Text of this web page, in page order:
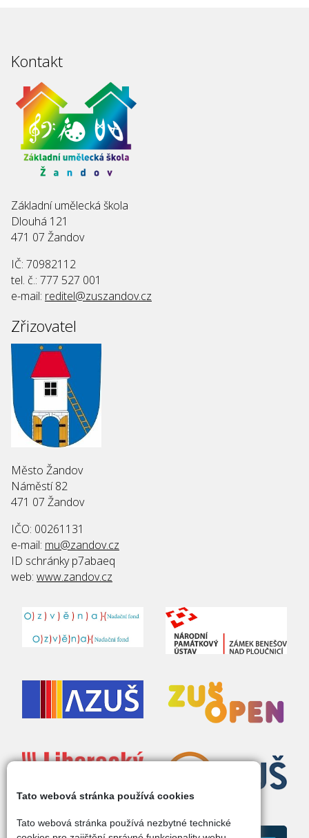
Kontakt
Základní umělecká škola
Dlouhá 121
471 07 Žandov
IČ: 70982112
tel. č.: 777 527 001
e-mail: reditel@zuszandov.cz
Zřizovatel
Město Žandov
Náměstí 82
471 07 Žandov
IČO: 00261131
e-mail: mu@zandov.cz
ID schránky p7abaeq
web: www.zandov.cz
Tato webová stránka používá cookies
Tato webová stránka používá nezbytné technické